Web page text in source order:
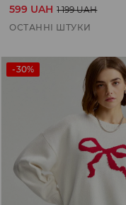
599 UAH 1 199 UAH
ОСТАННІ ШТУКИ
-30%